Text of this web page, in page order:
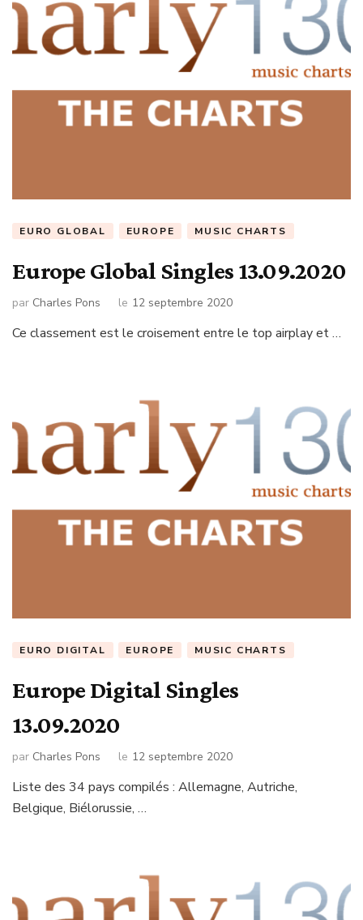
EURO GLOBAL EUROPE MUSIC CHARTS
Europe Global Singles 13.09.2020
par Charles Pons le 12 septembre 2020
Ce classement est le croisement entre le top airplay et …
EURO DIGITAL EUROPE MUSIC CHARTS
Europe Digital Singles
13.09.2020
par Charles Pons le 12 septembre 2020
Liste des 34 pays compilés : Allemagne, Autriche,
Belgique, Biélorussie, …